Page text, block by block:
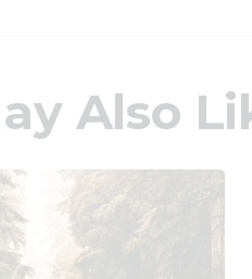
Also